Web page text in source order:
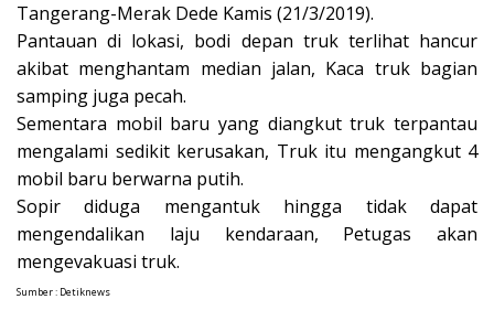
Tangerang-Merak Dede Kamis (21/3/2019).
Pantauan di lokasi, bodi depan truk terlihat hancur
akibat menghantam median jalan, Kaca truk bagian
samping juga pecah.
Sementara mobil baru yang diangkut truk terpantau
mengalami sedikit kerusakan, Truk itu mengangkut 4
mobil baru berwarna putih.
Sopir diduga mengantuk hingga tidak dapat
mengendalikan laju kendaraan, Petugas akan
mengevakuasi truk.
Sumber : Detiknews